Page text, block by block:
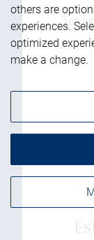
Ten
others are
experiences.
optimized
make a change.